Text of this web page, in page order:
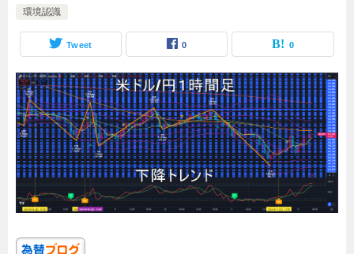
環境認識
Tweet 0 0